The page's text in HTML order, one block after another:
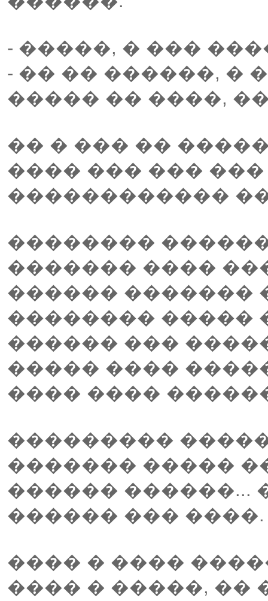
- �����, � ���
- �� �� ������, �
����� �� ����,
�� � ��� ��
���� ��� ���
������������
��������
������� ����
������ �������
�������� �����
������ ���
����� ����
���� ����
���������
������� �����
������ ������...
������ ��� ����.
���� � ����
���� � �����, ��